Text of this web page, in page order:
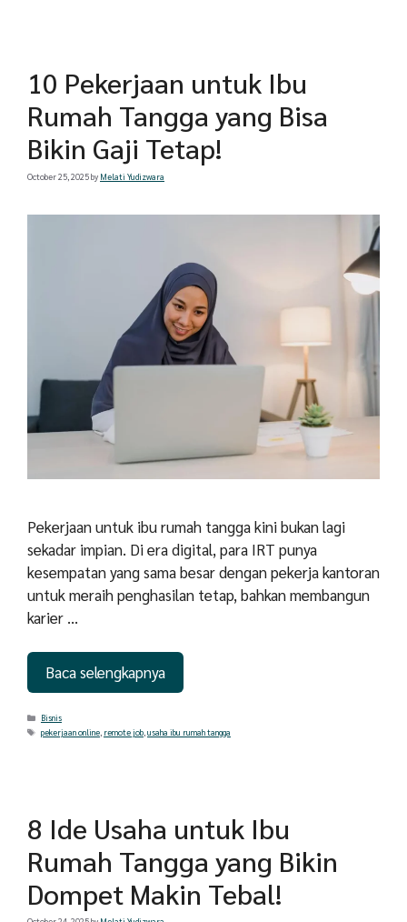
10 Pekerjaan untuk Ibu
Rumah Tangga yang Bisa
Bikin Gaji Tetap!
October 25, 2025by Melati Yudizwara
Pekerjaan untuk ibu rumah tangga kini bukan lagi
sekadar impian. Di era digital, para IRT punya
kesempatan yang sama besar dengan pekerja kantoran
untuk meraih penghasilan tetap, bahkan membangun
karier …
Baca selengkapnya
Categories
Bisnis
Tags
pekerjaan online, remote job, usaha ibu rumah tangga
8 Ide Usaha untuk Ibu
Rumah Tangga yang Bikin
Dompet Makin Tebal!